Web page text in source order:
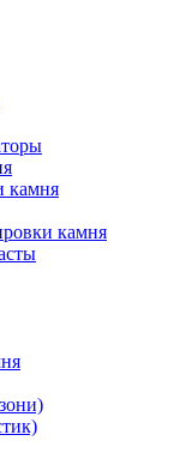
камня
камня